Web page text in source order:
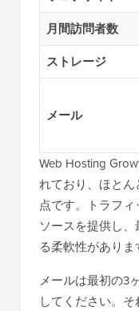
月間訪問者数
ストレージ
メール
Web Hosting
れており、ほと
点です。トラフ
ソースを提供し
る柔軟性がありま
メールは最初の3
してください。